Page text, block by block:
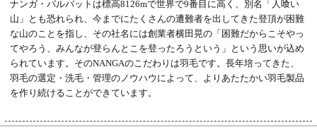
ナンガ・パルバットは標高8126mで世界で9番目に高く、別名「人喰い
山」とも恐れられ、今までにたくさんの遭難者を出してきた登頂が困難
な山のことを指し、その社名には創業者横田晃の「困難だからこそやっ
てやろう、みんなが登らんとこを登ったろうという」という思いが込め
られています。そのNANGAのこだわりは羽毛です。長年培ってきた、
羽毛の選定・洗毛・管理のノウハウによって、よりあたたかい羽毛製品
を作り続けることができています。